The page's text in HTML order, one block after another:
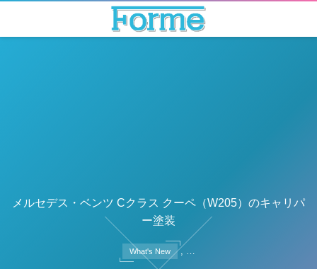
メルセデス・ベンツ Cクラス クーペ（W205）のキャリパ
ー塗装
What's New , …